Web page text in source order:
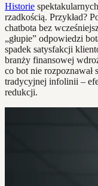
Historie
rzadkością. Przykład?
chatbota bez
„głupie” odpowiedzi
spadek satysfakcji
branży finansowej
co bot nie rozpoznawał
tradycyjnej infolinii –
redukcji.